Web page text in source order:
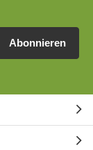
Abonnieren